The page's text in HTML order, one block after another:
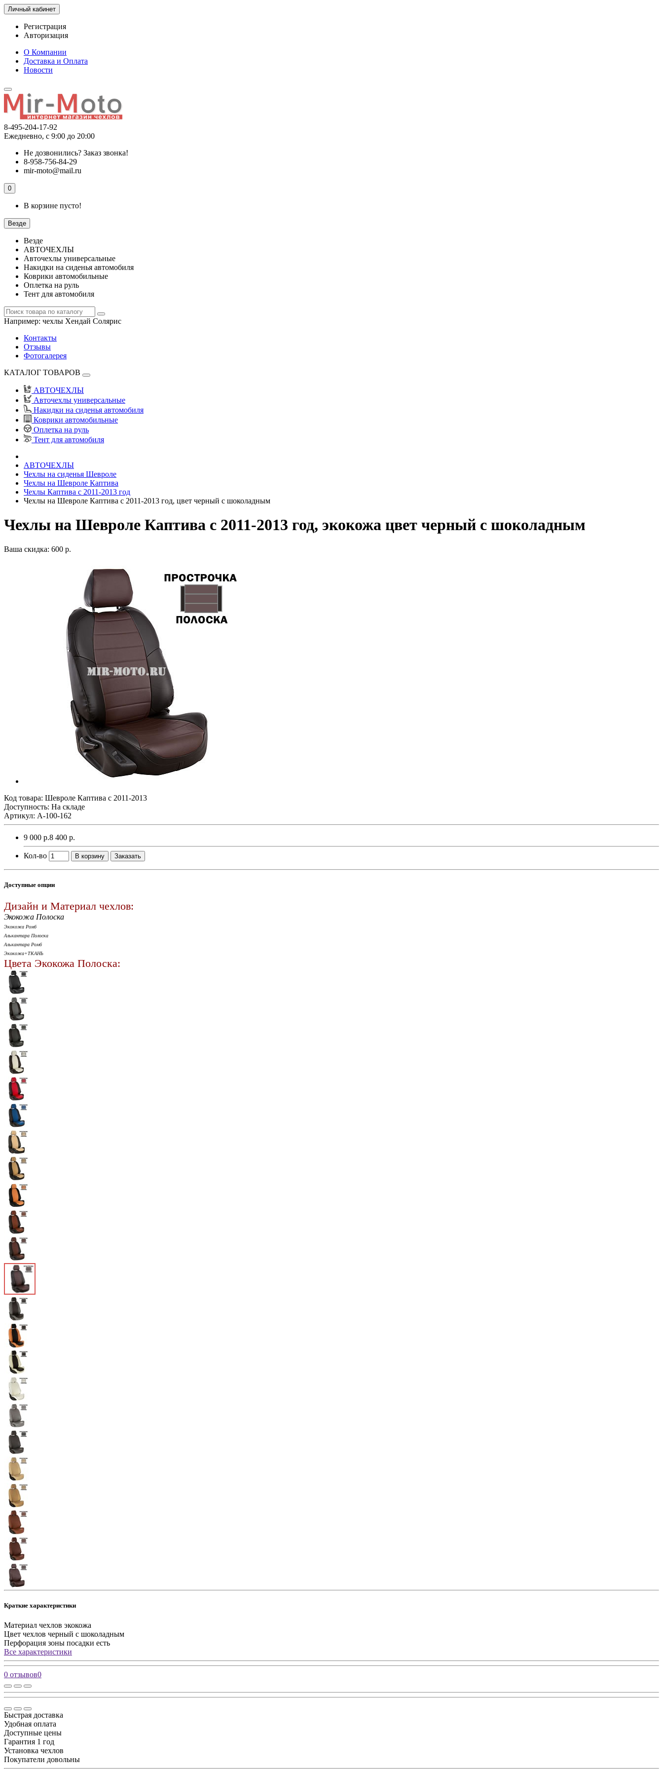
Личный кабинет
Регистрация
Авторизация
О Компании
Доставка и Оплата
Новости
8-495-204-17-92
Ежедневно, с 9:00 до 20:00
Не дозвонились? Заказ звонка!
8-958-756-84-29
mir-moto@mail.ru
0
В корзине пусто!
Везде
Везде
АВТОЧЕХЛЫ
Авточехлы универсальные
Накидки на сиденья автомобиля
Коврики автомобильные
Оплетка на руль
Тент для автомобиля
Например: чехлы Хендай Солярис
Контакты
Отзывы
Фотогалерея
КАТАЛОГ ТОВАРОВ
АВТОЧЕХЛЫ
Авточехлы универсальные
Накидки на сиденья автомобиля
Коврики автомобильные
Оплетка на руль
Тент для автомобиля
АВТОЧЕХЛЫ
Чехлы на сиденья Шевроле
Чехлы на Шевроле Каптива
Чехлы Каптива с 2011-2013 год
Чехлы на Шевроле Каптива с 2011-2013 год, цвет черный с шоколадным
Чехлы на Шевроле Каптива с 2011-2013 год, экокожа цвет черный с шоколадным
Ваша скидка: 600 р.
Код товара: Шевроле Каптива с 2011-2013
Доступность: На складе
Артикул: A-100-162
9 000 р.8 400 р.
Кол-во В корзину Заказать
Доступные опции
Дизайн и Материал чехлов:
Экокожа Полоска
Экокожа Ромб
Алькантара Полоска
Алькантара Ромб
Экокожа+ТКАНЬ
Цвета Экокожа Полоска:
Краткие характеристики
Материал чехлов экокожа
Цвет чехлов черный с шоколадным
Перфорация зоны посадки есть
Все характеристики
0 отзывов0
Быстрая доставка
Удобная оплата
Доступные цены
Гарантия 1 год
Установка чехлов
Покупатели довольны